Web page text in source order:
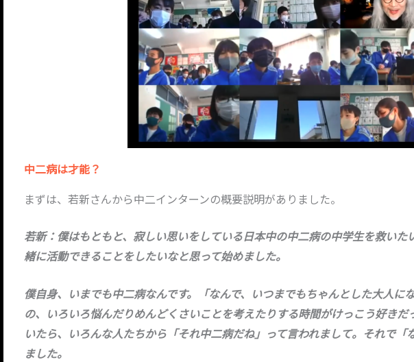
中二病は才能？
まずは、若新さんから中二インターンの概要説明がありました。
若新：僕はもともと、寂しい思いをしている日本中の中二病の中学生を救い
緒に活動できることをしたいなと思って始めました。
僕自身、いまでも中二病なんです。「なんで、いつまでもちゃんとした大人
の、いろいろ悩んだりめんどくさいことを考えたりする時間がけっこう好き
いたら、いろんな人たちから「それ中二病だね」って言われまして。それで
ました。